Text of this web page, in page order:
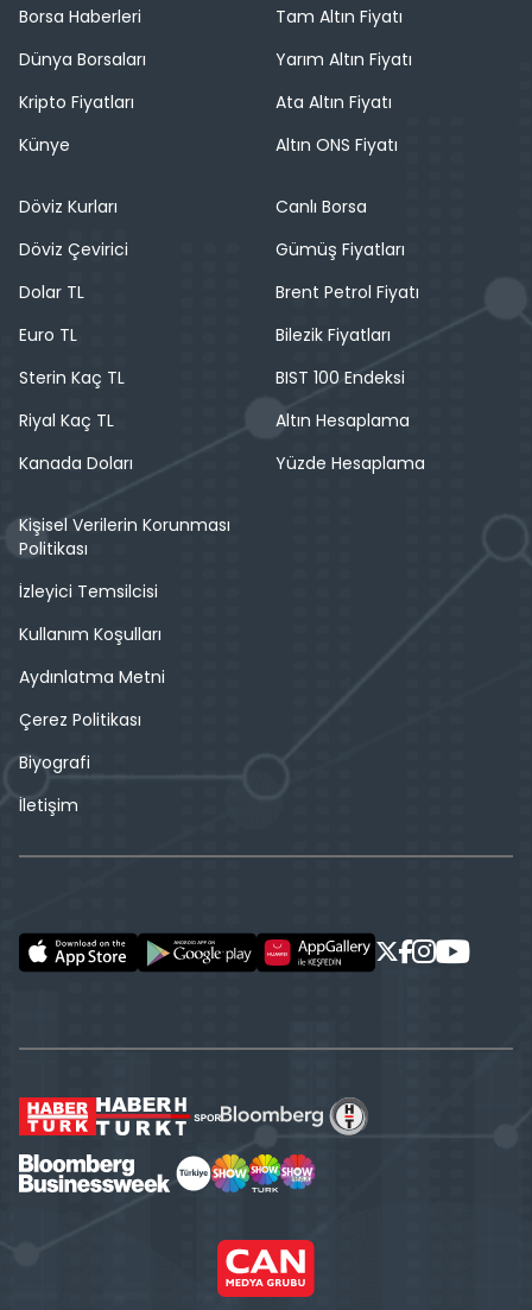
Borsa Haberleri
Dünya Borsaları
Kripto Fiyatları
Künye
Tam Altın Fiyatı
Yarım Altın Fiyatı
Ata Altın Fiyatı
Altın ONS Fiyatı
Döviz Kurları
Döviz Çevirici
Dolar TL
Euro TL
Sterin Kaç TL
Riyal Kaç TL
Kanada Doları
Canlı Borsa
Gümüş Fiyatları
Brent Petrol Fiyatı
Bilezik Fiyatları
BIST 100 Endeksi
Altın Hesaplama
Yüzde Hesaplama
Kişisel Verilerin Korunması
Politikası
İzleyici Temsilcisi
Kullanım Koşulları
Aydınlatma Metni
Çerez Politikası
Biyografi
İletişim